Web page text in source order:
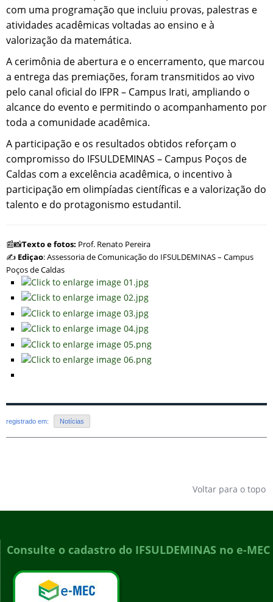
com uma programação que incluiu provas, palestras e
atividades acadêmicas voltadas ao ensino e à
valorização da matemática.
A cerimônia de abertura e o encerramento, que marcou
a entrega das premiações, foram transmitidos ao vivo
pelo canal oficial do IFPR – Campus Irati, ampliando o
alcance do evento e permitindo o acompanhamento por
toda a comunidade acadêmica.
A participação e os resultados obtidos reforçam o
compromisso do IFSULDEMINAS – Campus Poços de
Caldas com a excelência acadêmica, o incentivo à
participação em olimpíadas científicas e a valorização do
talento e do protagonismo estudantil.
📰📸Texto e fotos: Prof. Renato Pereira
✍️ Ediçao: Assessoria de Comunicação do IFSULDEMINAS – Campus
Poços de Caldas
registrado em: Notícias
Voltar para o topo
Consulte o cadastro do IFSULDEMINAS no e-MEC